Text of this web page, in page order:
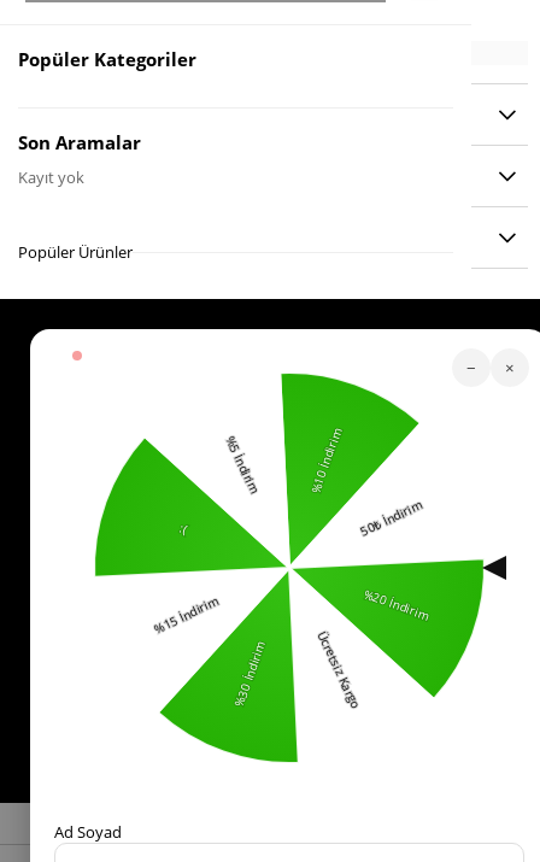
ÖDEME SEÇENEKLERI
Köstebek Destek
0553 321 33 40
Yardım
Sıkça Sorulan Sorular
Kurumsal
Politikalar
Mesafeli Satış Sözleşmesi
İade ve Değişim Koşulları
− ×
Ad Soyad
Popüler Kategoriler
Son Aramalar
Kayıt yok
Popüler Ürünler